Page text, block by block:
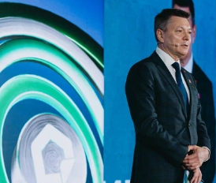
Дмитрий Штурмин,
менеджер Управления
недвижимости
Сбербанка.